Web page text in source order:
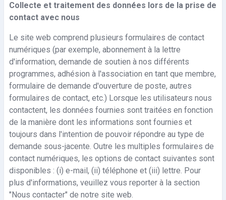
Collecte et traitement des données lors de la prise de
contact avec nous
Le site web comprend plusieurs formulaires de contact
numériques (par exemple, abonnement à la lettre
d'information, demande de soutien à nos différents
programmes, adhésion à l'association en tant que membre,
formulaire de demande d'ouverture de poste, autres
formulaires de contact, etc.) Lorsque les utilisateurs nous
contactent, les données fournies sont traitées en fonction
de la manière dont les informations sont fournies et
toujours dans l'intention de pouvoir répondre au type de
demande sous-jacente. Outre les multiples formulaires de
contact numériques, les options de contact suivantes sont
disponibles : (i) e-mail, (ii) téléphone et (iii) lettre. Pour
plus d'informations, veuillez vous reporter à la section
"Nous contacter" de notre site web.